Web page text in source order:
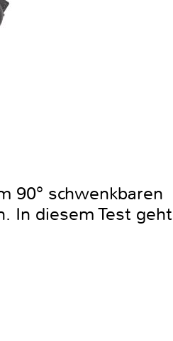
90° schwenkbaren
In diesem Test geht